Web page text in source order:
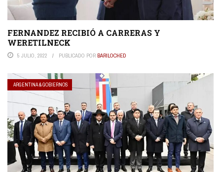
FERNANDEZ RECIBIÓ A CARRERAS Y
WERETILNECK
5 JULIO, 2022 PUBLICADO POR BARILOCHED
ARGENTINA & GOBIERNOS